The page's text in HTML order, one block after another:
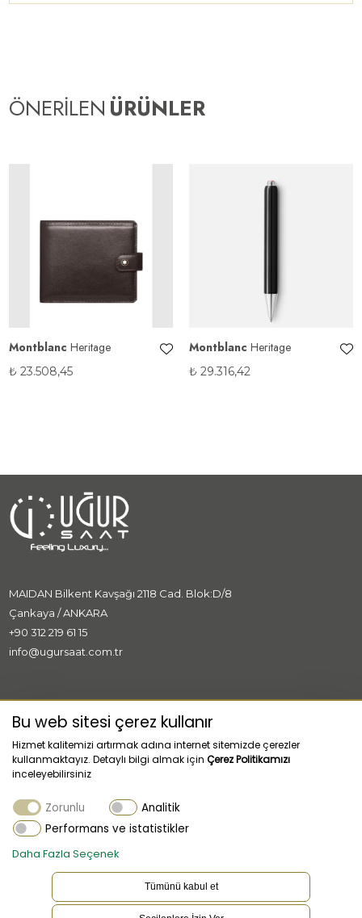
ÖNERİLEN ÜRÜNLER
Montblanc Heritage
₺ 23.508,45
Montblanc Heritage
₺ 29.316,42
MAIDAN Bilkent Kavşağı 2118 Cad. Blok:D/8
Çankaya / ANKARA
+90 312 219 61 15
info@ugursaat.com.tr
MARKALAR
KURUMSAL
MÜŞTERİ HİZMETLERİ
Bu web sitesi çerez kullanır
Hizmet kalitemizi artırmak adına internet sitemizde çerezler
kullanmaktayız. Detaylı bilgi almak için Çerez Politikamızı
inceleyebilirsiniz
Zorunlu
Analitik
Performans ve istatistikler
Daha Fazla Seçenek
Tümünü kabul et